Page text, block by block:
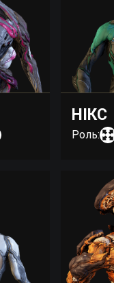
НІКС
Роль: